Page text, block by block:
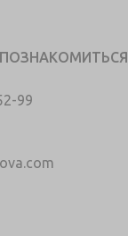
99